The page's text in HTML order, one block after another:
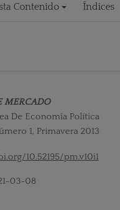
Contenido Índices
MERCADO
De Economía Política
1, Primavera 2013
10.52195/pm.v10i1
03-08